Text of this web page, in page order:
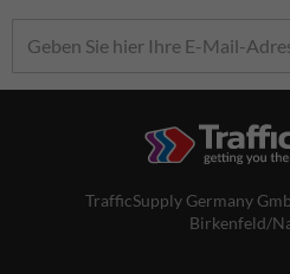
TrafficSupply Germany
Birkenfeld/